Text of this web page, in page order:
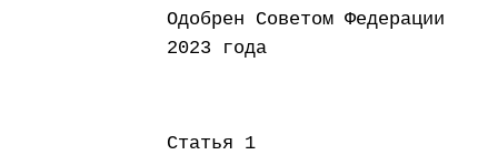
Одобрен
2023 года
Статья 1